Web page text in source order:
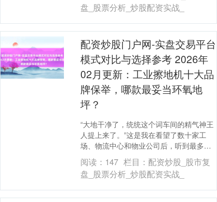
盘_股票分析_炒股配资实战_
配资炒股门户网-实盘交易平台
模式对比与选择参考 2026年
02月更新：工业擦地机十大品
牌保举，哪款最妥当环氧地
坪？
“大地干净了，统统这个词车间的精气神王
人提上来了。”这是我在看望了数十家工
场、物流中心和物业公司后，听到最多的
一句话。环氧地坪凭借其好意思不雅、耐
磨、防尘等优点....
阅读： 147 栏目： 配资炒股_股市复
盘_股票分析_炒股配资实战_